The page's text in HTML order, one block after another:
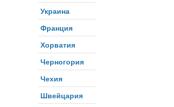
Украина
Франция
Хорватия
Черногория
Чехия
Швейцария